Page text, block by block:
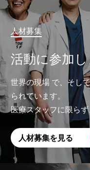
人材募集
活動に参加
世界の現場 で、そし
られています。
医療スタッフに限らず
人材募集を見る